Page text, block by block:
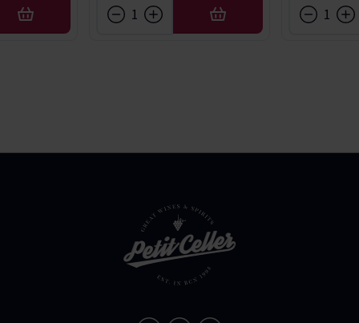
AFEGIR AFEGIR